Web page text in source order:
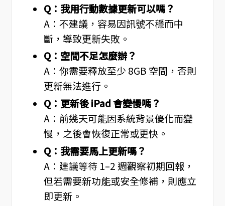
Q：我用行動數據更新可以嗎？
A：不建議，容易因訊號不穩而中
斷，導致更新失敗。
Q：空間不足怎麼辦？
A：你需要釋放至少 8GB 空間，否則
更新無法進行。
Q：更新後 iPad 會變慢嗎？
A：前幾天可能因系統背景優化而變
慢，之後會恢復正常或更快。
Q：我需要馬上更新嗎？
A：建議等待 1–2 週觀察初期回報，
但若需要新功能或安全修補，則應立
即更新。